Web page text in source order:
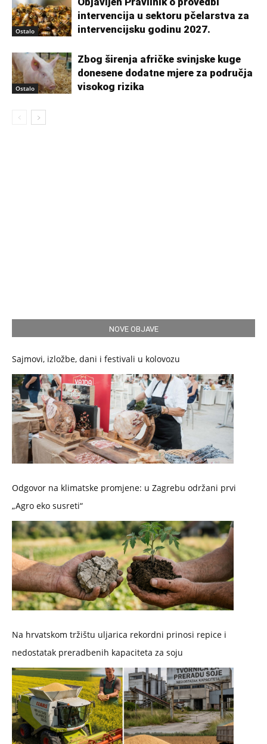
Ostalo
intervencija u sektoru pčelarstva za
intervencijsku godinu 2027.
Ostalo
Zbog širenja afričke svinjske kuge
donesene dodatne mjere za područja
visokog rizika
NOVE OBJAVE
Sajmovi, izložbe, dani i festivali u kolovozu
Odgovor na klimatske promjene: u Zagrebu održani prvi
„Agro eko susreti“
Na hrvatskom tržištu uljarica rekordni prinosi repice i
nedostatak preradbenih kapaciteta za soju